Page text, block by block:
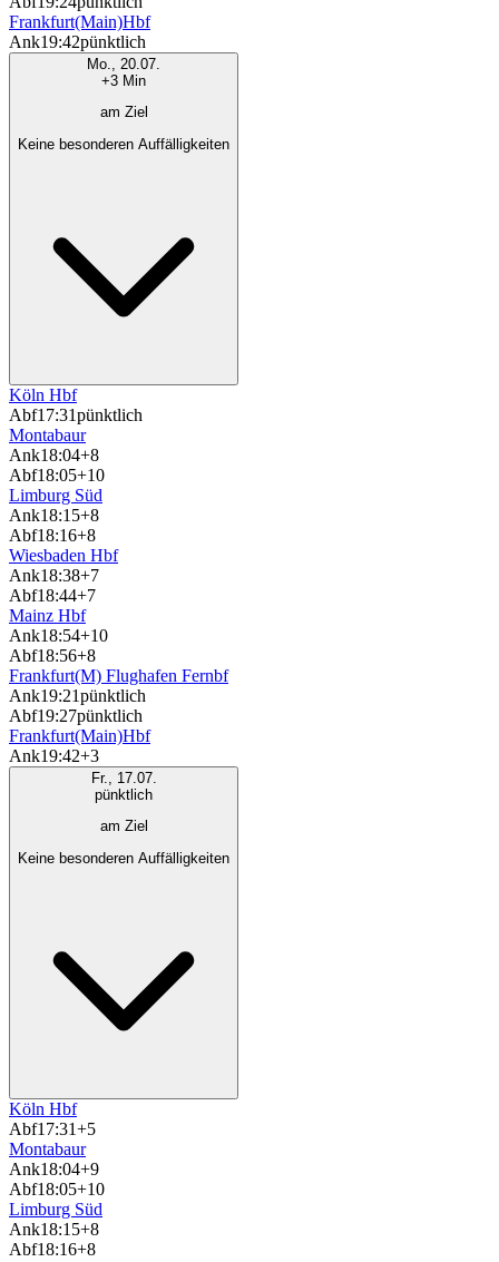
Frankfurt(Main)Hbf
Ank19:42pünktlich
Mo., 20.07.
+3 Min
am Ziel
Keine besonderen Auffälligkeiten
Köln Hbf
Abf17:31pünktlich
Montabaur
Ank18:04+8
Abf18:05+10
Limburg Süd
Ank18:15+8
Abf18:16+8
Wiesbaden Hbf
Ank18:38+7
Abf18:44+7
Mainz Hbf
Ank18:54+10
Abf18:56+8
Frankfurt(M) Flughafen Fernbf
Ank19:21pünktlich
Abf19:27pünktlich
Frankfurt(Main)Hbf
Ank19:42+3
Fr., 17.07.
pünktlich
am Ziel
Keine besonderen Auffälligkeiten
Köln Hbf
Abf17:31+5
Montabaur
Ank18:04+9
Abf18:05+10
Limburg Süd
Ank18:15+8
Abf18:16+8